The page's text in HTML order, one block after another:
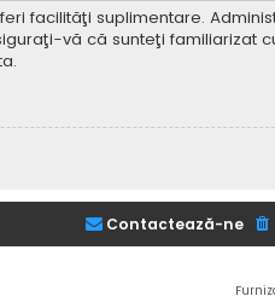
facilităţi suplimentare.
vă că sunteţi familiarizat
Contactează-ne